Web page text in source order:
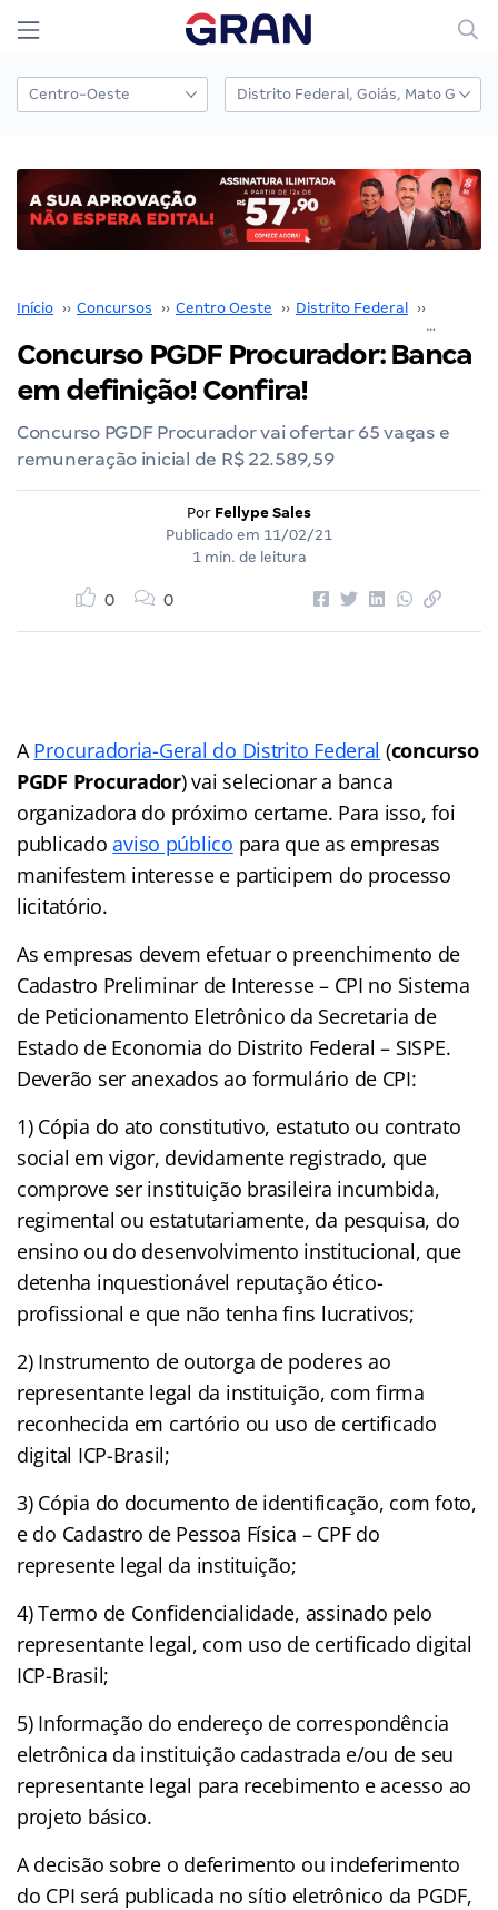
Início ›› Concursos ›› Centro Oeste ›› Distrito Federal ››
Concurso PGDF Procurador: Banca
em definição! Confira!
Concurso PGDF Procurador vai ofertar 65 vagas e
remuneração inicial de R$ 22.589,59
Por Fellype Sales
Publicado em 11/02/21
1 min. de leitura
0 0
AProcuradoria-Geral do Distrito Federal (concurso
PGDF Procurador) vai selecionar a banca
organizadora do próximo certame. Para isso, foi
publicadoaviso público para que as empresas
manifestem interesse e participem do processo
licitatório.
As empresas devem efetuar o preenchimento de
Cadastro Preliminar de Interesse – CPI no Sistema
de Peticionamento Eletrônico da Secretaria de
Estado de Economia do Distrito Federal – SISPE.
Deverão ser anexados ao formulário de CPI:
1) Cópia do ato constitutivo, estatuto ou contrato
social em vigor, devidamente registrado, que
comprove ser instituição brasileira incumbida,
regimental ou estatutariamente, da pesquisa, do
ensino ou do desenvolvimento institucional, que
detenha inquestionável reputação ético-
profissional e que não tenha fins lucrativos;
2) Instrumento de outorga de poderes ao
representante legal da instituição, com firma
reconhecida em cartório ou uso de certificado
digital ICP-Brasil;
3) Cópia do documento de identificação, com foto,
e do Cadastro de Pessoa Física – CPF do
represente legal da instituição;
4) Termo de Confidencialidade, assinado pelo
representante legal, com uso de certificado digital
ICP-Brasil;
5) Informação do endereço de correspondência
eletrônica da instituição cadastrada e/ou de seu
representante legal para recebimento e acesso ao
projeto básico.
A decisão sobre o deferimento ou indeferimento
do CPI será publicada no sítio eletrônico da PGDF,